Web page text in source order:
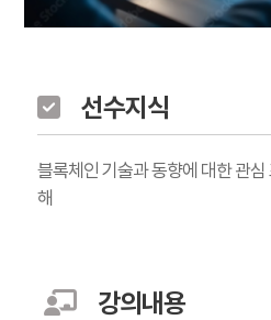
선수지식
블록체인 기술과 동향에 대한 관
해
강의내용